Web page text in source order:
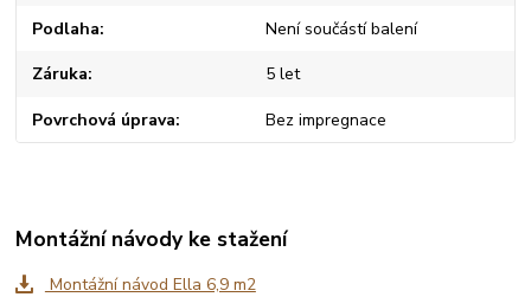
Podlaha Není součástí balení
Záruka 5 let
Povrchová úprava Bez impregnace
Montážní návody ke stažení
Montážní návod Ella 6,9 m2